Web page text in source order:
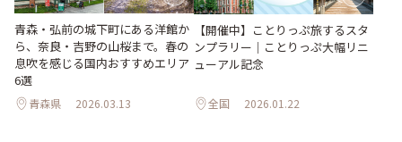
青森・弘前の城下町にある洋館か
ら、奈良・吉野の山桜まで。春の
息吹を感じる国内おすすめエリア
6選
青森県 2026.03.13
【開催中】ことりっぷ旅するスタ
ンプラリー｜ことりっぷ大幅リニ
ューアル記念
全国 2026.01.22